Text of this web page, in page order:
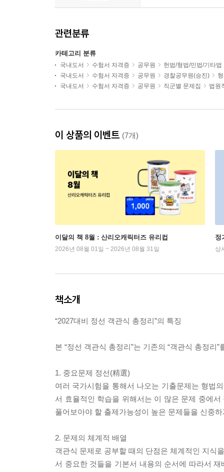
관련분류
카테고리 분류
국내도서 수험서 자격증 공무원
헌법/형법/민법/기타법
국내도서
수험서 자격증 공무원 경찰공무원(승진)
국내도서
수험서 자격증 공무원 직군별 문제집 법원
이 상품의 이벤트 (7개)
이달의 책 8월 : 산리오캐릭터즈 유리컵
2026년 08월 01일 ~ 2026년 08월 31일
정
상
책소개
“2027대비 정선 객관식 총정리”의 특징
본 “정선 객관식 총정리”는 기존의 “객관식 총정
1. 중요문제 정선(精選)
여러 국가시험을 통해서 나오는 기출문제는 형법
서 효율적인 학습을 위해서는 이 많은 문제 중에
풀어보아야 할 출제가능성이 높은 문제들을 신중
2. 문제의 체계적 배열
객관식 문제로 공부할 때의 단점은 체계적인 지식
서 중요한 것들을 기본서 내용의 순서에 따라서